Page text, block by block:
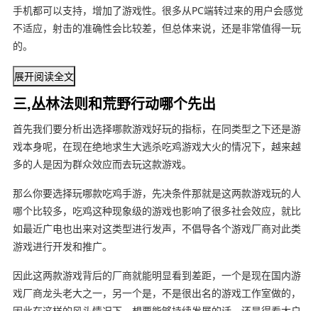
手机都可以支持，增加了游戏性。很多从PC端转过来的用户会感觉
不适应，射击的准确性会比较差，但总体来说，还是非常值得一玩
的。
展开阅读全文
三,丛林法则和荒野行动哪个先出
首先我们要分析出选择哪款游戏好玩的指标，在同类型之下还是游
戏本身呢，在现在绝地求生大逃杀吃鸡游戏大火的情况下，越来越
多的人是因为群众效应而去玩这款游戏。
那么你要选择玩哪款吃鸡手游，先决条件那就是这两款游戏玩的人
哪个比较多，吃鸡这种现象级的游戏也影响了很多社会效应，就比
如最近广电也出来对这类型进行发声，不倡导各个游戏厂商对此类
游戏进行开发和推广。
因此这两款游戏背后的厂商就能明显看到差距，一个是现在国内游
戏厂商龙头老大之一，另一个是，不是很出名的游戏工作室做的，